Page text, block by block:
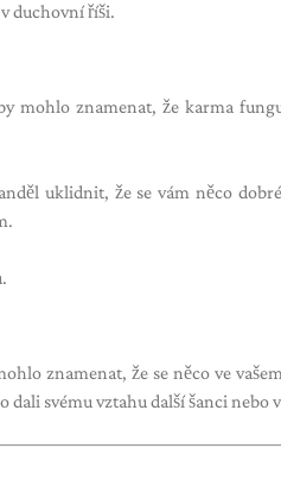
duchovní říši.
mohlo znamenat, že karma
uklidnit, že se vám něco
znamenat, že se něco ve
dali svému vztahu další šanci nebo